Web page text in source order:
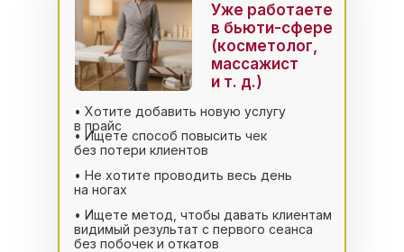
Уже работаете
в бьюти-сфере
(косметолог,
массажист
и т. д.)
• Ищете метод, чтобы давать клиентам
видимый результат с первого сеанса
без побочек и откатов
• Не хотите проводить весь день
на ногах
• Ищете способ повысить чек
без потери клиентов
• Хотите добавить новую услугу
в прайс